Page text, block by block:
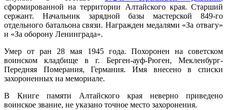
сформированной на территории Алтайского края. Старший
сержант. Начальник зарядной базы мастерской 849-го
отдельного батальона связи. Награжден медалями «За отвагу»
и «За оборону Ленинграда».
Умер от ран 28 мая 1945 года. Похоронен на советском
воинском кладбище в г. Берген-ауф-Рюген, Мекленбург-
Передняя Померания, Германия. Имя внесено в списки
захороненных на мемориале.
В Книге памяти Алтайского края неверно приведено
воинское звание, не указано точное место захоронения.